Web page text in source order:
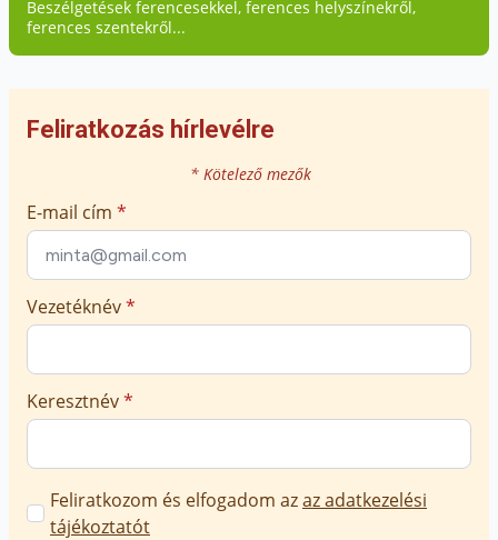
Beszélgetések ferencesekkel, ferences helyszínekről,
ferences szentekről...
Feliratkozás hírlevélre
* Kötelező mezők
E-mail cím *
Vezetéknév*
Keresztnév*
Marketing
üzenetek
Feliratkozom és elfogadom azaz adatkezelési
tájékoztatót